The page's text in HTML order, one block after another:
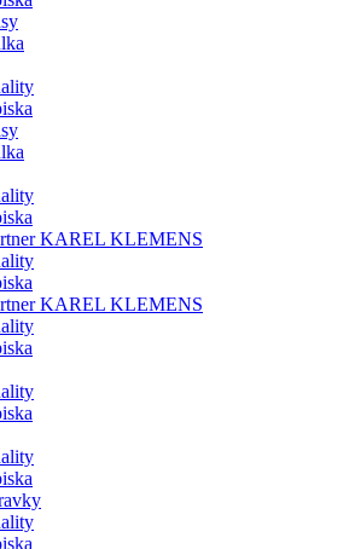
KAREL KLEMENS
KAREL KLEMENS